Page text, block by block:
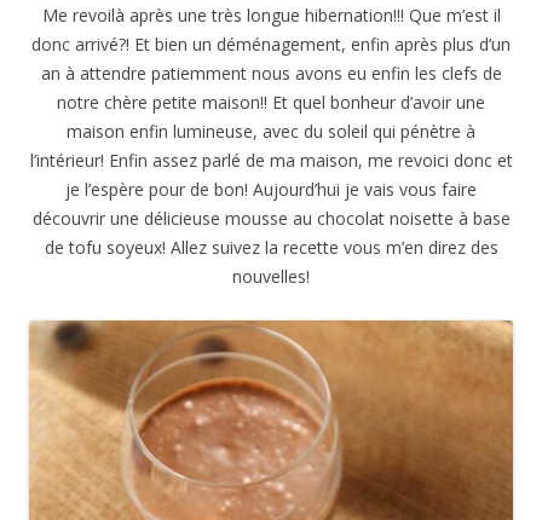
Me revoilà après une très longue hibernation!!! Que m’est il
donc arrivé?! Et bien un déménagement, enfin après plus d’un
an à attendre patiemment nous avons eu enfin les clefs de
notre chère petite maison!! Et quel bonheur d’avoir une
maison enfin lumineuse, avec du soleil qui pénètre à
l’intérieur! Enfin assez parlé de ma maison, me revoici donc et
je l’espère pour de bon! Aujourd’hui je vais vous faire
découvrir une délicieuse mousse au chocolat noisette à base
de tofu soyeux! Allez suivez la recette vous m’en direz des
nouvelles!